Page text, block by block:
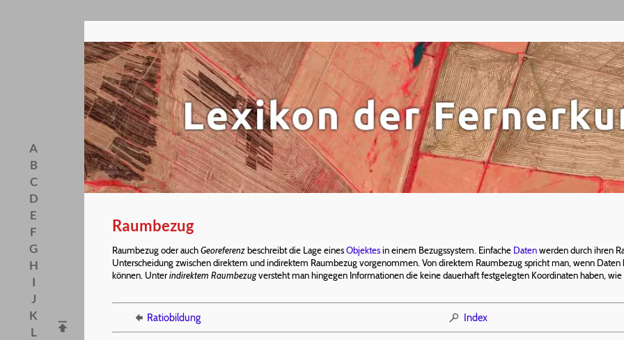
A
B
C
D
E
F
G
H
I
J
K
L
Raumbezug
Raumbezug oder auchGeoreferenzbeschreibt die Lage einesObjektesin einem Bezugssystem. Einfache Datenwerden durch ihren
Unterscheidung zwischen direktem und indirektem Raumbezug vorgenommen. Von direktem Raumbezug spricht man, wenn
können. Unterindirektem Raumbezugversteht man hingegen Informationen die keine dauerhaft festgelegten Koordinaten haben, wie
Ratiobildung Index